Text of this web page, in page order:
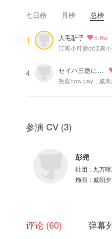
薛羽峰 饰 江仲越
参与演出：迦陵千叶、君宿酒
⊱— 制作组 —⊰
编剧：杨杠杠
配音导演：西门紫烟
原创配乐：卿羽、解忧杂货店
——付费内容禁止二改、二传及
七日榜 月榜 总榜
1 大毛驴子 5.6w
江离小可爱or江离
4 セイハ三途にハマリ中
参演 CV (3)
彭尧
社团： 九万
饰演： 戚朝夕
评论 60 弹幕